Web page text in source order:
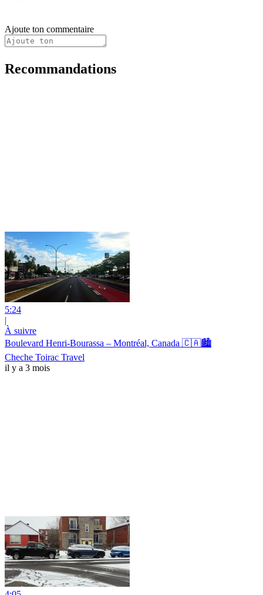
Ajoute ton commentaire
Recommandations
5:24
|
À suivre
Boulevard Henri-Bourassa – Montréal, Canada 🇨🇦🏙️
Cheche Toirac Travel
il y a 3 mois